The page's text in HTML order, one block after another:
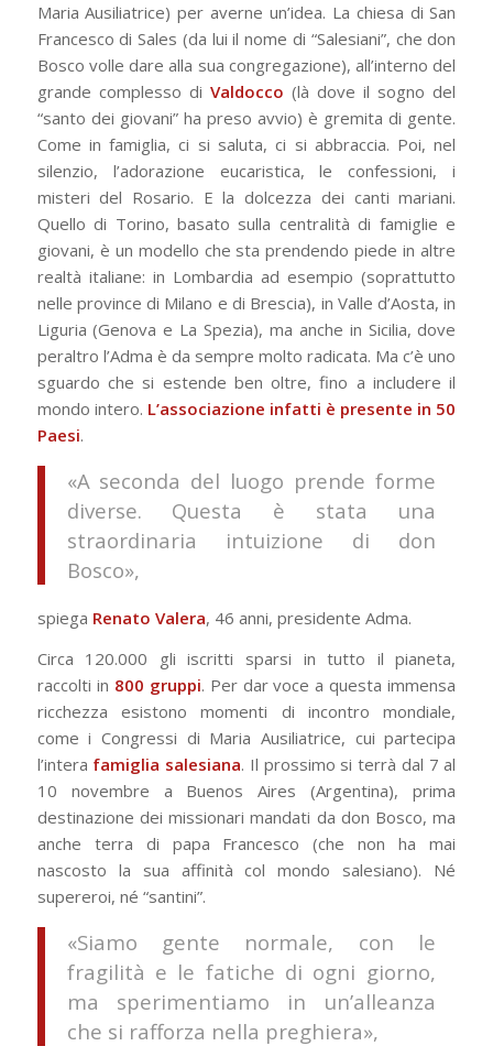
Maria Ausiliatrice) per averne un’idea. La chiesa di San
Francesco di Sales (da lui il nome di “Salesiani”, che don
Bosco volle dare alla sua congregazione), all’interno del
grande complesso di Valdocco (là dove il sogno del
“santo dei giovani” ha preso avvio) è gremita di gente.
Come in famiglia, ci si saluta, ci si abbraccia. Poi, nel
silenzio, l’adorazione eucaristica, le confessioni, i
misteri del Rosario. E la dolcezza dei canti mariani.
Quello di Torino, basato sulla centralità di famiglie e
giovani, è un modello che sta prendendo piede in altre
realtà italiane: in Lombardia ad esempio (soprattutto
nelle province di Milano e di Brescia), in Valle d’Aosta, in
Liguria (Genova e La Spezia), ma anche in Sicilia, dove
peraltro l’Adma è da sempre molto radicata. Ma c’è uno
sguardo che si estende ben oltre, fino a includere il
mondo intero. L’associazione infatti è presente in 50
Paesi.
«A seconda del luogo prende forme
diverse. Questa è stata una
straordinaria intuizione di don
Bosco»,
spiega Renato Valera, 46 anni, presidente Adma.
Circa 120.000 gli iscritti sparsi in tutto il pianeta,
raccolti in 800 gruppi. Per dar voce a questa immensa
ricchezza esistono momenti di incontro mondiale,
come i Congressi di Maria Ausiliatrice, cui partecipa
l’intera famiglia salesiana. Il prossimo si terrà dal 7 al
10 novembre a Buenos Aires (Argentina), prima
destinazione dei missionari mandati da don Bosco, ma
anche terra di papa Francesco (che non ha mai
nascosto la sua affinità col mondo salesiano). Né
supereroi, né “santini”.
«Siamo gente normale, con le
fragilità e le fatiche di ogni giorno,
ma sperimentiamo in un’alleanza
che si rafforza nella preghiera»,